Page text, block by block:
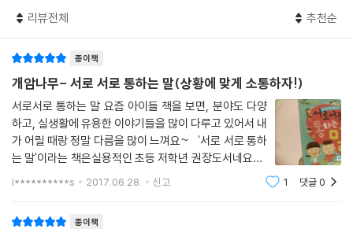
리뷰전체 추천순
종이책
개암나무- 서로 서로 통하는 말(상황에 맞게 소통하자!)
서로서로 통하는 말​ 요즘 아이들 책을 보면, 분야도 다양
하고, 실생활에 유용한 이야기들을 많이 다루고 있어서 내
가 어릴 때랑 정말 다름을 많이 느껴요~ '서로 서로 통하
는 말'이라는 책은실용적인 초등 저학년 권장도서네요~
아무래도 말은 글과 달리, 한번 입밖으로 나간 말은 주워
l**********s 2017.06.28. 신고 1 댓글0
종이책